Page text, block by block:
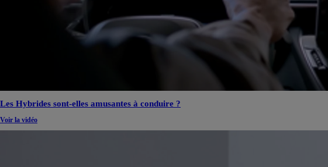
Les Hybrides sont-elles amusantes à conduire ?
Voir la vidéo